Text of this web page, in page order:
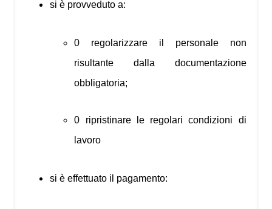
si è provveduto a:
0 regolarizzare il personale non
risultante dalla documentazione
obbligatoria;
0 ripristinare le regolari condizioni di
lavoro
si è effettuato il pagamento: